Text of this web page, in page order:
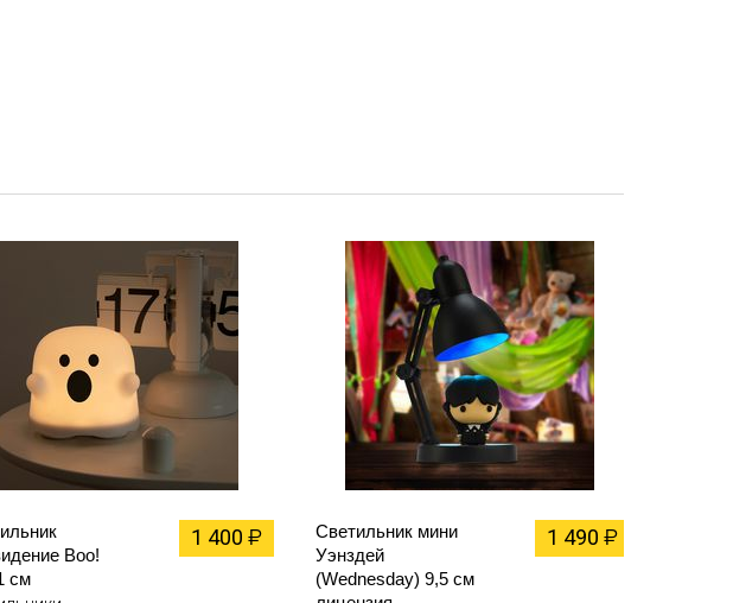
Boo!
см
1 400 ₽
Светильник мини
Уэнздей
(Wednesday) 9,5 см
1 490 ₽